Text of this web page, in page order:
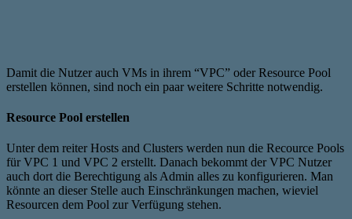
Damit die Nutzer auch VMs in ihrem “VPC” oder Resource Pool
erstellen können, sind noch ein paar weitere Schritte notwendig.
Resource Pool erstellen
Unter dem reiter Hosts and Clusters werden nun die Recource Pools
für VPC 1 und VPC 2 erstellt. Danach bekommt der VPC Nutzer
auch dort die Berechtigung als Admin alles zu konfigurieren. Man
könnte an dieser Stelle auch Einschränkungen machen, wieviel
Resourcen dem Pool zur Verfügung stehen.